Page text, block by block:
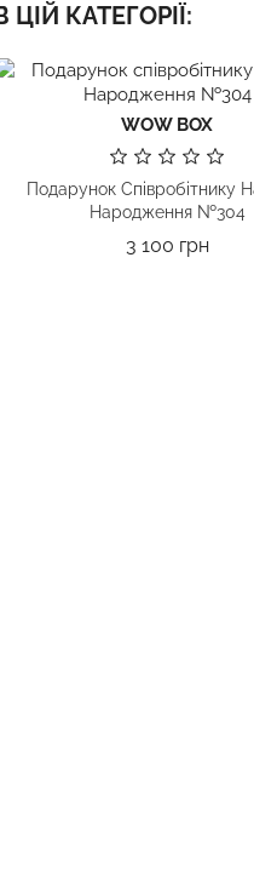
КАТЕГОРІЇ:
WOW BOX
Подарунок Співробітнику
Народження №304
3 100 грнЦіна